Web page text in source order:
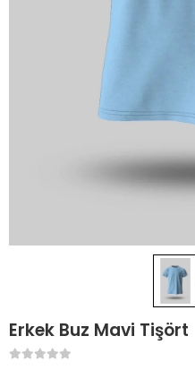
Erkek Buz Mavi Tişört